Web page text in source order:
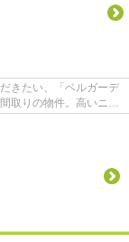
きたい、「ベルガーデ
取りの物件。高いニー